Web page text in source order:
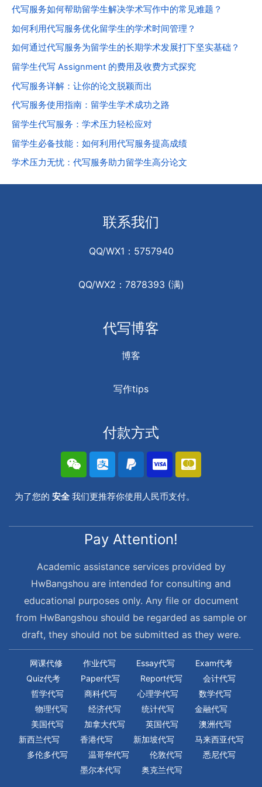
代写服务如何帮助留学生解决学术写作中的常见难题？
如何利用代写服务优化留学生的学术时间管理？
如何通过代写服务为留学生的长期学术发展打下坚实基础？
留学生代写 Assignment 的费用及收费方式探究
代写服务详解：让你的论文脱颖而出
代写服务使用指南：留学生学术成功之路
留学生代写服务：学术压力轻松应对
留学生必备技能：如何利用代写服务提高成绩
学术压力无忧：代写服务助力留学生高分论文
联系我们
QQ/WX1：5757940
QQ/WX2：7878393 (满)
代写博客
博客
写作tips
付款方式
为了您的 安全 我们更推荐你使用人民币支付。
Pay Attention!
Academic assistance services provided by
HwBangshou are intended for consulting and
educational purposes only. Any file or document
from HwBangshou should be regarded as sample or
draft, they should not be submitted as they were.
网课代修 作业代写 Essay代写
Exam代考
Quiz代考
Paper代写 Report代写
会计代写
哲学代写
商科代写 心理学代写
数学代写
物理代写
经济代写 统计代写
金融代写
美国代写
加拿大代写 英国代写
澳洲代写
新西兰代写
香港代写 新加坡代写
马来西亚代写
多伦多代写
温哥华代写 伦敦代写
悉尼代写
墨尔本代写
奥克兰代写